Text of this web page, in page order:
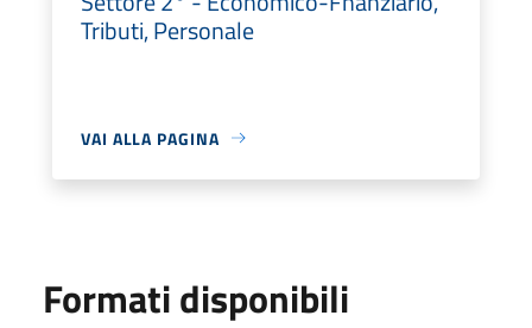
Tributi, Personale
VAI ALLA PAGINA
Formati disponibili